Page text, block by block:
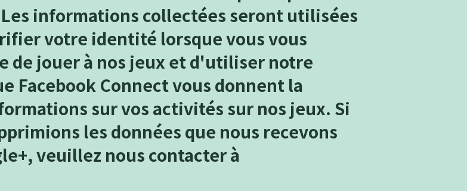
informations collectées seront utilisées
votre identité lorsque vous vous
de jouer à nos jeux et d'utiliser notre
Facebook Connect vous donnent la
sur vos activités sur nos jeux. Si
les données que nous recevons
veuillez nous contacter à